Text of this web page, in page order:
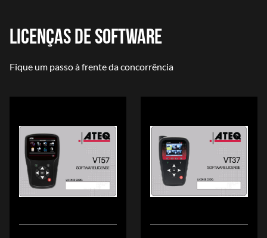
LICENÇAS DE SOFTWARE
Fique um passo à frente da concorrência